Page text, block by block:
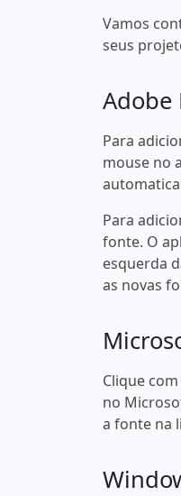
Vamos
seus
Adobe
Para
mouse no
Para
fonte. O
esquerda
as novas
Clique
no
a fonte na